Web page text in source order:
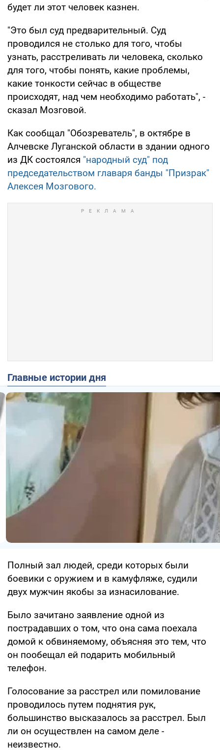
будет ли этот человек казнен.
"Это был суд предварительный. Суд
проводился не столько для того, чтобы
узнать, расстреливать ли человека, сколько
для того, чтобы понять, какие проблемы,
какие тонкости сейчас в обществе
происходят, над чем необходимо работать", -
сказал Мозговой.
Как сообщал "Обозреватель", в октябре в
Алчевске Луганской области в здании одного
из ДК состоялся "народный суд" под
председательством главаря банды "Призрак"
Алексея Мозгового.
Главные истории дня
Полный зал людей, среди которых были
боевики с оружием и в камуфляже, судили
двух мужчин якобы за изнасилование.
Было зачитано заявление одной из
пострадавших о том, что она сама поехала
домой к обвиняемому, объясняя это тем, что
он пообещал ей подарить мобильный
телефон.
Голосование за расстрел или помилование
проводилось путем поднятия рук,
большинство высказалось за расстрел. Был
ли он осуществлен на самом деле -
неизвестно.